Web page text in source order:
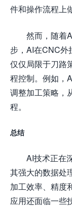
件和操作流程上
然而，随着
步，AI在CNC外
仅仅局限于刀路
程控制。例如，
调整加工策略，
程。
总结
AI技术正在
其强大的数据处
加工效率、精度
应用还面临一些